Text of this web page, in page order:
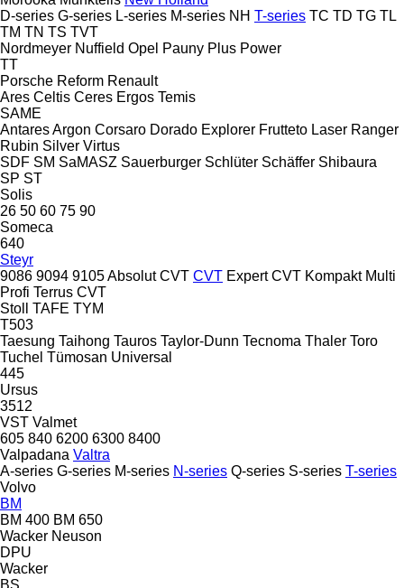
D-series G-series L-series M-series NH T-series TC TD TG TL
TM TN TS TVT
Nordmeyer Nuffield Opel Pauny Plus Power
TT
Porsche Reform Renault
Ares Celtis Ceres Ergos Temis
SAME
AntaresArgon Corsaro Dorado Explorer Frutteto Laser Ranger
Rubin Silver Virtus
SDF SM SaMASZ Sauerburger Schlüter Schäffer Shibaura
SP ST
Solis
26 50 60 75 90
Someca
640
Steyr
9086 9094 9105Absolut CVT CVT Expert CVT Kompakt Multi
Profi Terrus CVT
Stoll
TAFE TYM
T503
Taesung Taihong Tauros Taylor-Dunn Tecnoma Thaler Toro
Tuchel Tümosan Universal
445
Ursus
3512
VST Valmet
605 840 6200 6300 8400
Valpadana Valtra
A-series G-series M-series N-series Q-series S-series T-series
Volvo
BM
BM 400 BM 650
Wacker Neuson
DPU
Wacker
BS